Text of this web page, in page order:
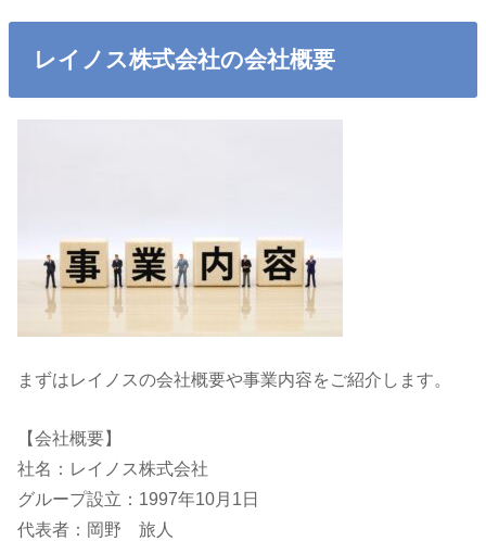
レイノス株式会社の会社概要
まずはレイノスの会社概要や事業内容をご紹介します。
【会社概要】
社名：レイノス株式会社
グループ設立：1997年10月1日
代表者：岡野 旅人